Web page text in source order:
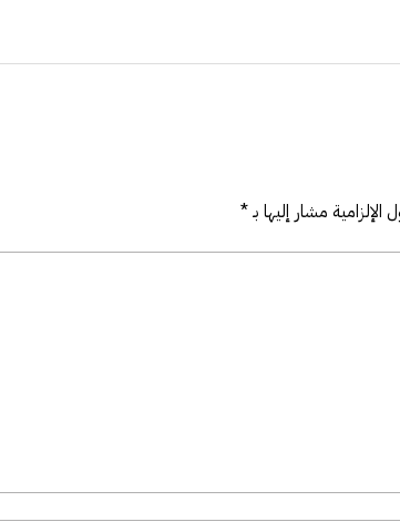
الإلزامية مشار إليها بـ*